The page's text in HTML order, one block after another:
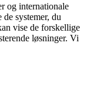
og internationale
systemer, du
vise de forskellige
løsninger. Vi